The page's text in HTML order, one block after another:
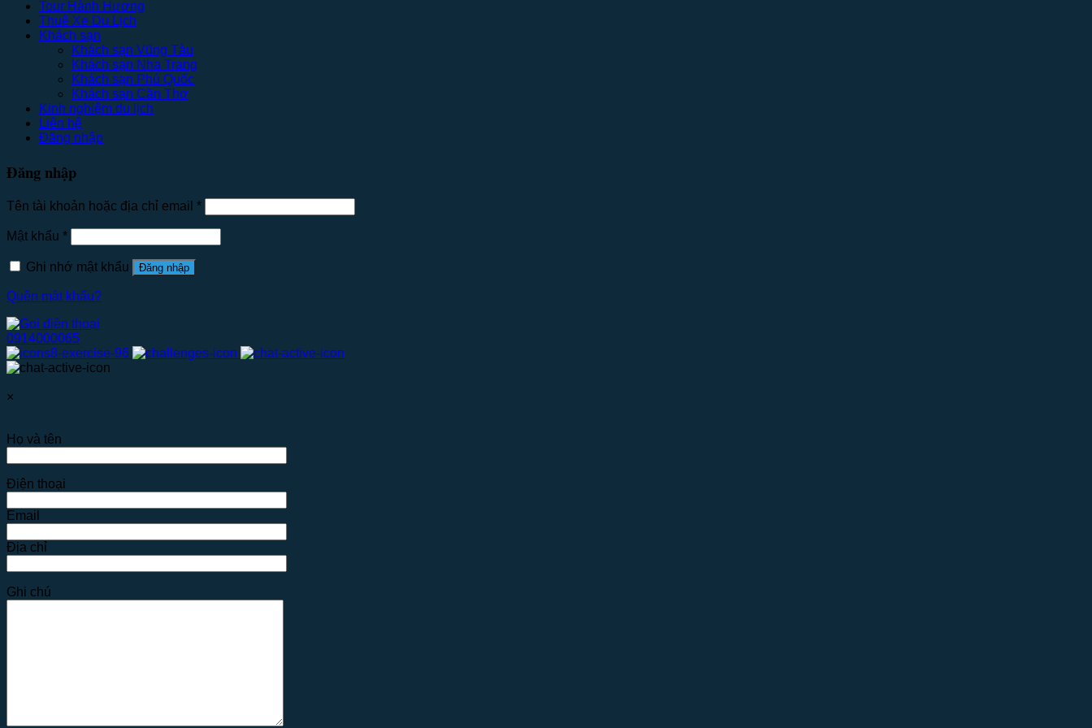
Tour Hành Hương
Thuê Xe Du Lịch
Khách sạn
Khách sạn Vũng Tàu
Khách sạn Nha Trang
Khách sạn Phú Quốc
Khách sạn Cần Thơ
Kinh nghiệm du lịch
Liên hệ
Đăng nhập
Đăng nhập
Tên tài khoản hoặc địa chỉ email *
Mật khẩu *
Ghi nhớ mật khẩu Đăng nhập
Quên mật khẩu?
0914000065
×
Họ và tên
Điện thoại
Email
Địa chỉ
Ghi chú